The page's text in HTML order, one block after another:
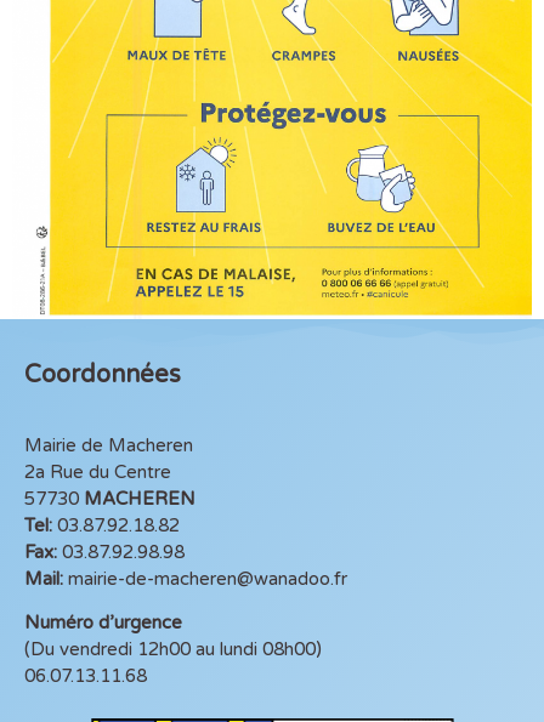
Coordonnées
Mairie de Macheren
2a Rue du Centre
57730 MACHEREN
Tel: 03.87.92.18.82
Fax: 03.87.92.98.98
Mail: mairie-de-macheren@wanadoo.fr
Numéro d’urgence
(Du vendredi 12h00 au lundi 08h00)
06.07.13.11.68